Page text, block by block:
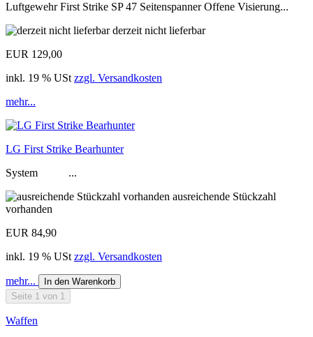
Luftgewehr First Strike SP 47 Seitenspanner Offene Visierung...
derzeit nicht lieferbar
EUR 129,00
inkl. 19 % USt zzgl. Versandkosten
mehr...
LG First Strike Bearhunter
System ...
ausreichende Stückzahl
vorhanden
EUR 84,90
inkl. 19 % USt zzgl. Versandkosten
mehr...
In den Warenkorb
Seite 1 von 1
Waffen